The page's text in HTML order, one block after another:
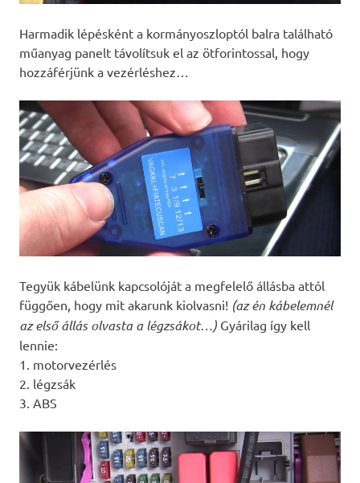
Harmadik lépésként a kormányoszloptól balra található
műanyag panelt távolítsuk el az ötforintossal, hogy
hozzáférjünk a vezérléshez…
Tegyük kábelünk kapcsolóját a megfelelő állásba attól
függően, hogy mit akarunk kiolvasni! (az én kábelemnél
az első állás olvasta a légzsákot…) Gyárilag így kell
lennie:
1. motorvezérlés
2. légzsák
3. ABS